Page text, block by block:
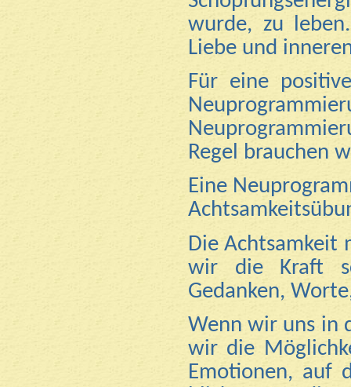
wurde, zu
Liebe und
Für eine
Regel brauchen
Eine
Die Achtsamkeit
wir die Kraft
Gedanken,
Wenn wir uns in
wir die
Emotionen, auf